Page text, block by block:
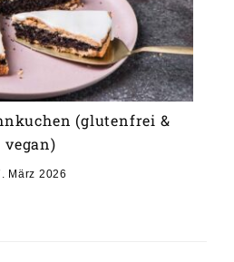
(glutenfrei &
vegan)
März 2026